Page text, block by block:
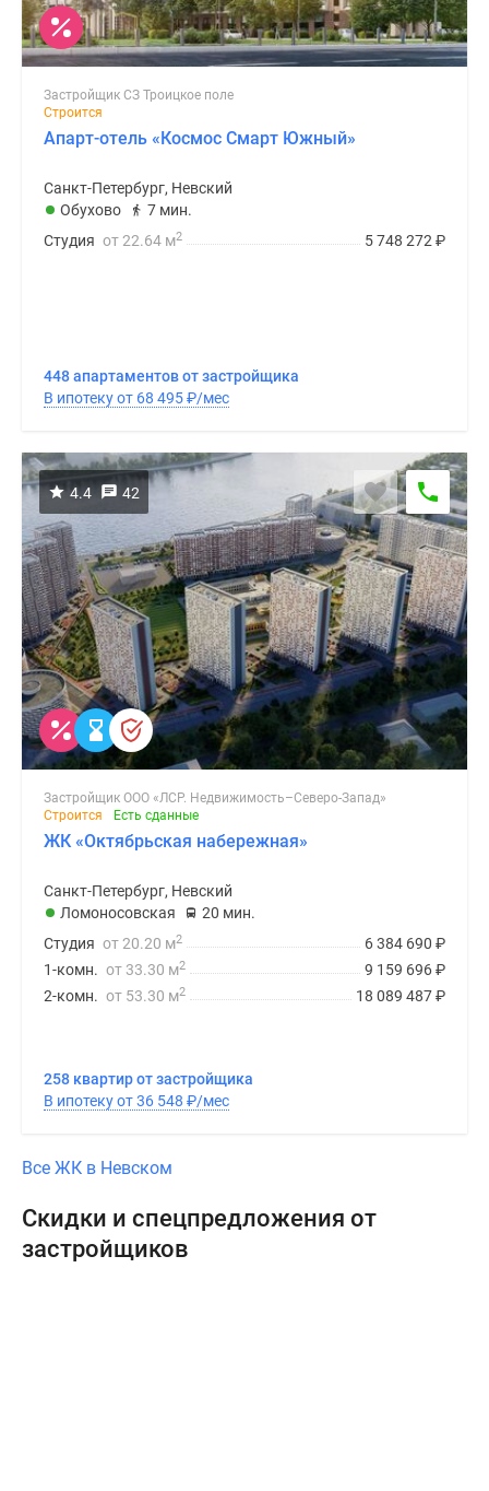
Застройщик СЗ Троицкое поле
Строится
Апарт-отель «Космос Смарт Южный»
Санкт-Петербург, Невский
Обухово
7 мин.
5 748 272 ₽
Студия от 22.64 м2
448 апартаментов от застройщика
В ипотеку от 68 495₽/мес
4.4 42
Застройщик ООО «ЛСР. Недвижимость–Северо-Запад»
Строится
Есть сданные
ЖК «Октябрьская набережная»
Санкт-Петербург, Невский
Ломоносовская
20 мин.
6 384 690 ₽
Студия от 20.20 м2
9 159 696₽
1-комн. от 33.30 м2
18 089 487₽
2-комн. от 53.30 м2
258 квартир от застройщика
В ипотеку от 36 548 ₽/мес
Все ЖК в Невском
Скидки и спецпредложения от
застройщиков